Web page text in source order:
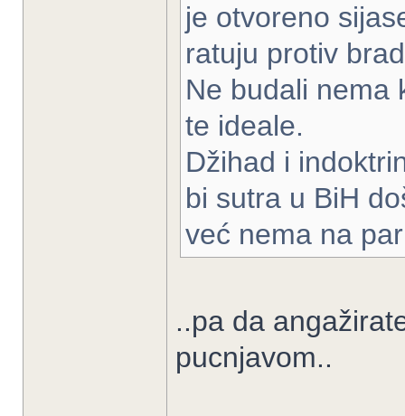
je otvoreno
ratuju protiv
Ne budali nema
te ideale.
Džihad i
bi sutra u BiH
već nema na
..pa da
pucnjavom..